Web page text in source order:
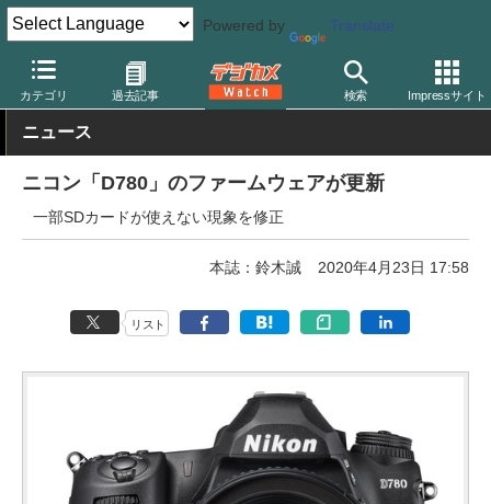
Powered by Translate
カテゴリ 過去記事 検索 Impressサイト
デジカメ Watch カメラ 一眼レフカメラ ニコン
ニュース
ニコン「D780」のファームウェアが更新
一部SDカードが使えない現象を修正
本誌：鈴木誠 2020年4月23日 17:58
リスト